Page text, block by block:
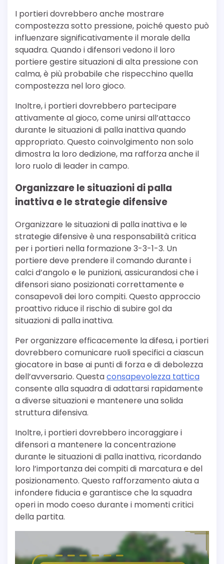
I portieri dovrebbero anche mostrare
compostezza sotto pressione, poiché questo può
influenzare significativamente il morale della
squadra. Quando i difensori vedono il loro
portiere gestire situazioni di alta pressione con
calma, è più probabile che rispecchino quella
compostezza nel loro gioco.
Inoltre, i portieri dovrebbero partecipare
attivamente al gioco, come unirsi all’attacco
durante le situazioni di palla inattiva quando
appropriato. Questo coinvolgimento non solo
dimostra la loro dedizione, ma rafforza anche il
loro ruolo di leader in campo.
Organizzare le situazioni di palla
inattiva e le strategie difensive
Organizzare le situazioni di palla inattiva e le
strategie difensive è una responsabilità critica
per i portieri nella formazione 3-3-1-3. Un
portiere deve prendere il comando durante i
calci d’angolo e le punizioni, assicurandosi che i
difensori siano posizionati correttamente e
consapevoli dei loro compiti. Questo approccio
proattivo riduce il rischio di subire gol da
situazioni di palla inattiva.
Per organizzare efficacemente la difesa, i portieri
dovrebbero comunicare ruoli specifici a ciascun
giocatore in base ai punti di forza e di debolezza
dell’avversario. Questaconsapevolezza tattica
consente alla squadra di adattarsi rapidamente
a diverse situazioni e mantenere una solida
struttura difensiva.
Inoltre, i portieri dovrebbero incoraggiare i
difensori a mantenere la concentrazione
durante le situazioni di palla inattiva, ricordando
loro l’importanza dei compiti di marcatura e del
posizionamento. Questo rafforzamento aiuta a
infondere fiducia e garantisce che la squadra
operi in modo coeso durante i momenti critici
della partita.